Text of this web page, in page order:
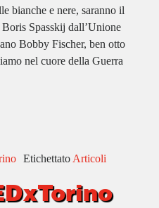
bianche e nere, saranno il
Spasskij dall’Unione
Bobby Fischer, ben otto
nel cuore della Guerra
Etichettato Articoli